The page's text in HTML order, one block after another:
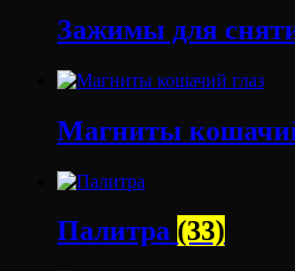
Зажимы для
Магниты
Палитра (33)